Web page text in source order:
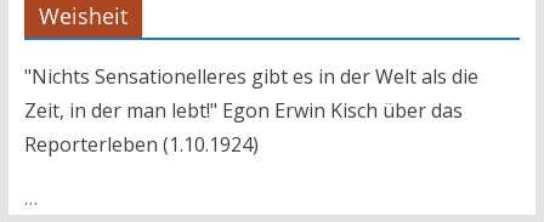
Weisheit
"Nichts Sensationelleres gibt es in der Welt als die
Zeit, in der man lebt!" Egon Erwin Kisch über das
Reporterleben (1.10.1924)
…